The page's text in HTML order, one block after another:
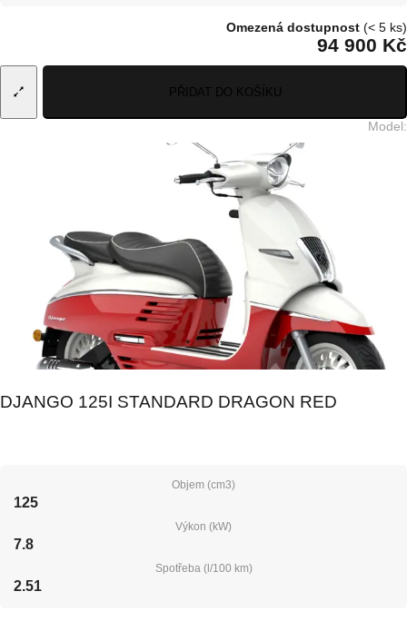
Omezená dostupnost (< 5 ks)
94 900 Kč
PŘIDAT DO KOŠÍKU
Model:
DJANGO 125I STANDARD DRAGON RED
Objem (cm3)
125
Výkon (kW)
7.8
Spotřeba (l/100 km)
2.51